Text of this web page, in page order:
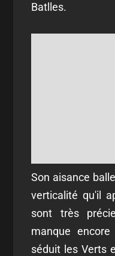
Batlles.
Son aisance
verticalité qu'il
sont très
manque
séduit les Verts